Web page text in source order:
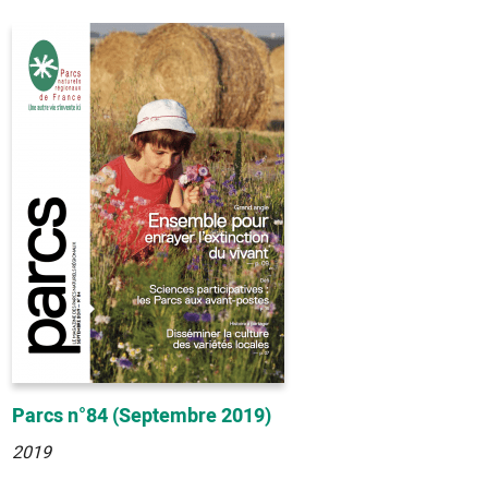
Parcs n°84 (Septembre 2019)
2019